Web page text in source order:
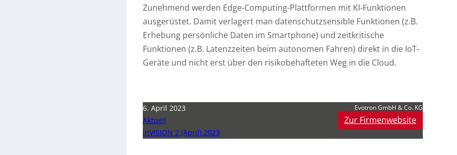
Zunehmend werden Edge-Computing-Plattformen mit KI-Funktionen
ausgerüstet. Damit verlagert man datenschutzsensible Funktionen (z.B.
Erhebung persönliche Daten im Smartphone) und zeitkritische
Funktionen (z.B. Latenzzeiten beim autonomen Fahren) direkt in die IoT-
Geräte und nicht erst über den risikobehafteten Weg in die Cloud.
6. April 2023
Aktuell
inVISION 2 (April) 2023
Evotron GmbH & Co. KG
Zur Firmenwebsite